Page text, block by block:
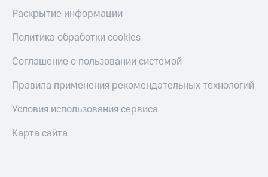
Раскрытие информации
Политика обработки cookies
Соглашение о пользовании системой
Правила применения рекомендательных технологий
Условия использования сервиса
Карта сайта